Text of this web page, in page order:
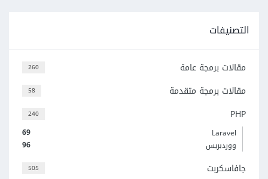
التصنيفات
260 مقالات برمجة عامة
58 مقالات برمجة متقدمة
240 PHP
69
Laravel
96
ووردبريس
505 جافاسكربت